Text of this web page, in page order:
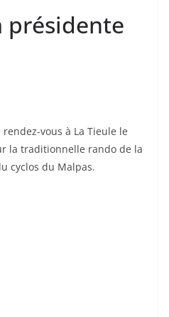
présidente
vous à La Tieule le
la traditionnelle rando de la
cyclos du Malpas.